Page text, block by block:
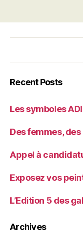
avant?
Recent Posts
Les symboles
Des femmes,
Appel à
Exposez vos
L’Edition 5 des
Archives